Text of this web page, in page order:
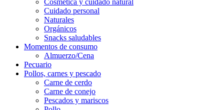
Cosmética y cuidado natural
Cuidado personal
Naturales
Orgánicos
Snacks saludables
Momentos de consumo
Almuerzo/Cena
Pecuario
Pollos, carnes y pescado
Carne de cerdo
Carne de conejo
Pescados y mariscos